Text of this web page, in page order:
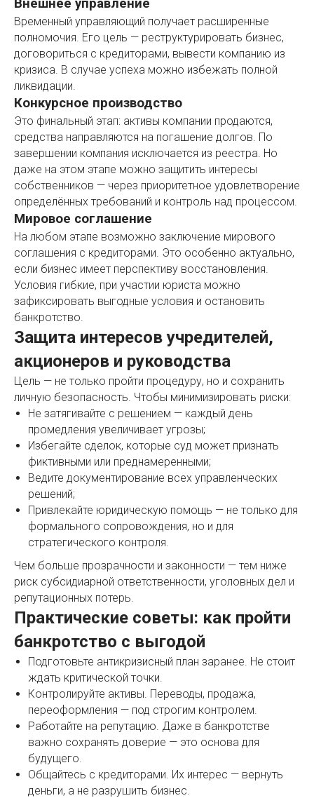
Внешнее управление
Временный управляющий получает расширенные
полномочия. Его цель — реструктурировать бизнес,
договориться с кредиторами, вывести компанию из
кризиса. В случае успеха можно избежать полной
ликвидации.
Конкурсное производство
Это финальный этап: активы компании продаются,
средства направляются на погашение долгов. По
завершении компания исключается из реестра. Но
даже на этом этапе можно защитить интересы
собственников — через приоритетное удовлетворение
определённых требований и контроль над процессом.
Мировое соглашение
На любом этапе возможно заключение мирового
соглашения с кредиторами. Это особенно актуально,
если бизнес имеет перспективу восстановления.
Условия гибкие, при участии юриста можно
зафиксировать выгодные условия и остановить
банкротство.
Защита интересов учредителей,
акционеров и руководства
Цель — не только пройти процедуру, но и сохранить
личную безопасность. Чтобы минимизировать риски:
Не затягивайте с решением — каждый день
промедления увеличивает угрозы;
Избегайте сделок, которые суд может признать
фиктивными или преднамеренными;
Ведите документирование всех управленческих
решений;
Привлекайте юридическую помощь — не только для
формального сопровождения, но и для
стратегического контроля.
Чем больше прозрачности и законности — тем ниже
риск субсидиарной ответственности, уголовных дел и
репутационных потерь.
Практические советы: как пройти
банкротство с выгодой
Подготовьте антикризисный план заранее. Не стоит
ждать критической точки.
Контролируйте активы. Переводы, продажа,
переоформления — под строгим контролем.
Работайте на репутацию. Даже в банкротстве
важно сохранять доверие — это основа для
будущего.
Общайтесь с кредиторами. Их интерес — вернуть
деньги, а не разрушить бизнес.